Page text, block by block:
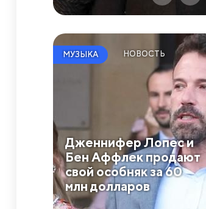
МУЗЫКА НОВОСТЬ
Дженнифер Лопес и
Бен Аффлек продают
свой особняк за 60
млн долларов